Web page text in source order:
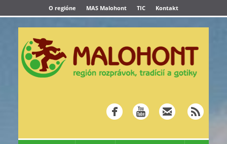
O regióne MAS Malohont TIC Kontakt